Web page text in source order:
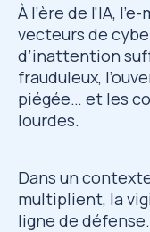
À l’ère de l'IA,
vecteurs de
d’inattention
frauduleux,
piégée… et les
lourdes.
Dans un
multiplient, la
ligne de défense.